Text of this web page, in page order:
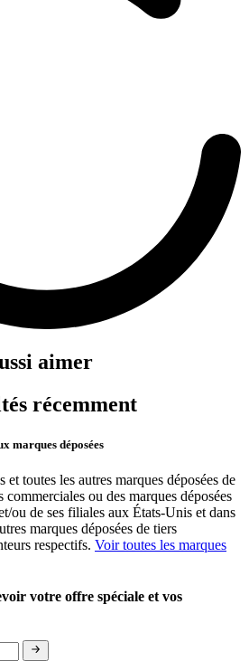
aimer
récemment
marques déposées
toutes les autres marques déposées de
ou des marques déposées
ou de ses filiales aux États-Unis et dans
marques déposées de tiers
respectifs. Voir toutes les marques
votre offre spéciale et vos